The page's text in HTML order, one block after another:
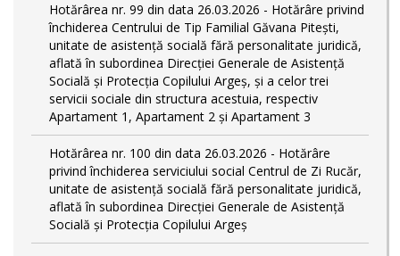
Hotărârea nr. 99 din data 26.03.2026 - Hotărâre privind
închiderea Centrului de Tip Familial Găvana Pitești,
unitate de asistență socială fără personalitate juridică,
aflată în subordinea Direcției Generale de Asistență
Socială și Protecția Copilului Argeș, și a celor trei
servicii sociale din structura acestuia, respectiv
Apartament 1, Apartament 2 și Apartament 3
Hotărârea nr. 100 din data 26.03.2026 - Hotărâre
privind închiderea serviciului social Centrul de Zi Rucăr,
unitate de asistență socială fără personalitate juridică,
aflată în subordinea Direcției Generale de Asistență
Socială și Protecția Copilului Argeș